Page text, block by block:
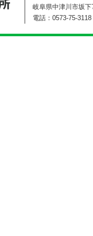
岐阜県中津川市坂下
電話：0573-75-3118